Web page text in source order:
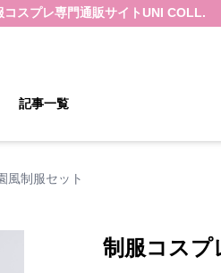
コスプレ専門通販サイト UNI COLL.
記事一覧
風制服セット
制服コスプ